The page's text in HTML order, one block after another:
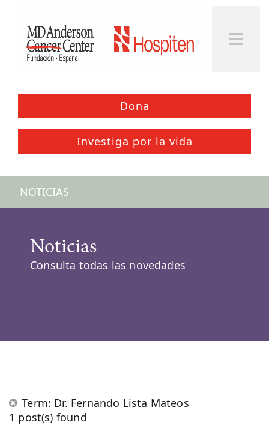
Dona
Investiga por la vida
NOTICIAS
Noticias
Consulta todas las novedades
Term: Dr. Fernando Lista Mateos
1 post(s) found